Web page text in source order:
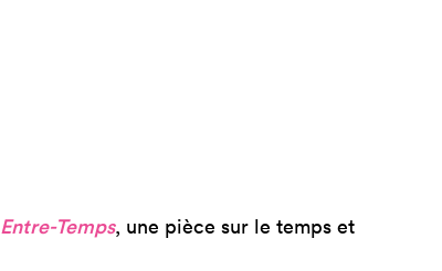
Entre-Temps, une pièce sur le temps et